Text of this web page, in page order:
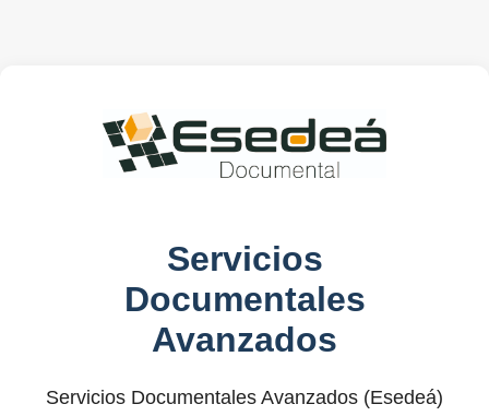
Servicios
Documentales
Avanzados
Servicios Documentales Avanzados (Esedeá)